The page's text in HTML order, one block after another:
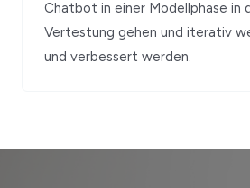
Chatbot in einer Modellphase in
Vertestung gehen und iterativ
und verbessert werden.